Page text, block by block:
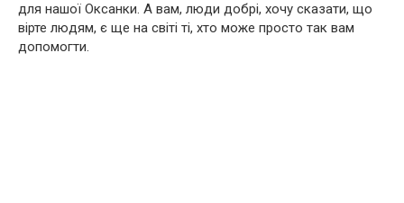
для нашої Оксанки. А вам, люди добрі, хочу сказати, що
вірте людям, є ще на світі ті, хто може просто так вам
допомогти.